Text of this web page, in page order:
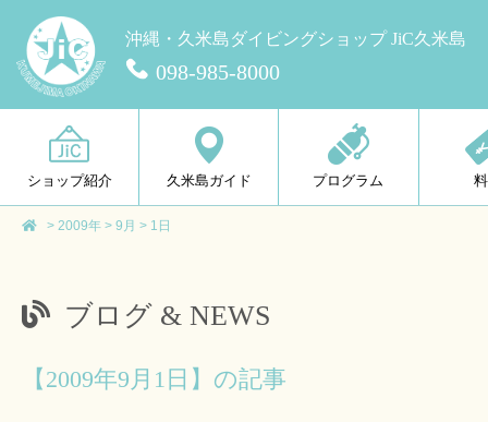
沖縄・久米島ダイビングショップ JiC久米島
098-985-8000
ショップ紹介 久米島ガイド プログラム
> 2009年 > 9月 > 1日
ブログ & NEWS
【2009年9月1日】の記事